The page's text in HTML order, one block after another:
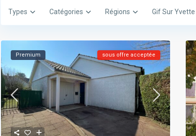
Types Catégories Régions Gif Sur Yvette
Premium sous offre acceptée